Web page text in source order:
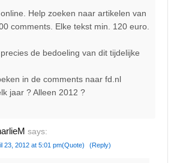
Help zoeken naar artikelen van
comments. Elke tekst min. 120 euro.
de bedoeling van dit tijdelijke
in de comments naar fd.nl
jaar ? Alleen 2012 ?
says:
23, 2012 at 5:01 pm(Quote) (Reply)